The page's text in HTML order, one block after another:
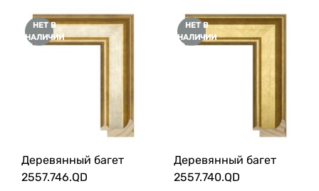
НЕТ В
НАЛИЧИИ
Деревянный багет
2557.746.QD
НЕТ В
НАЛИЧИИ
Деревянный багет
2557.740.QD